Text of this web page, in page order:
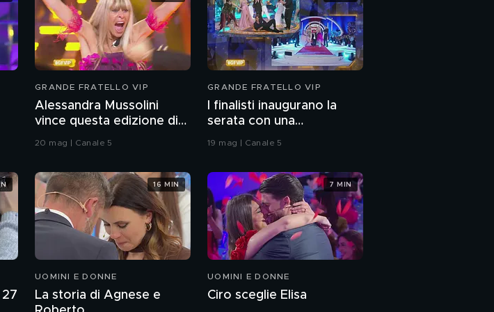
GRANDE FRATELLO VIP
Alessandra Mussolini
vince questa edizione di
Grande Fratello VIP
20 mag | Canale 5
GRANDE FRATELLO VIP
I finalisti inaugurano la
serata con una
coreografia
19 mag | Canale 5
27
UOMINI E DONNE
La storia di Agnese e
16 MIN
UOMINI E DONNE
Ciro sceglie Elisa
7 MIN